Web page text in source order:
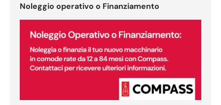
Noleggio operativo o Finanziamento